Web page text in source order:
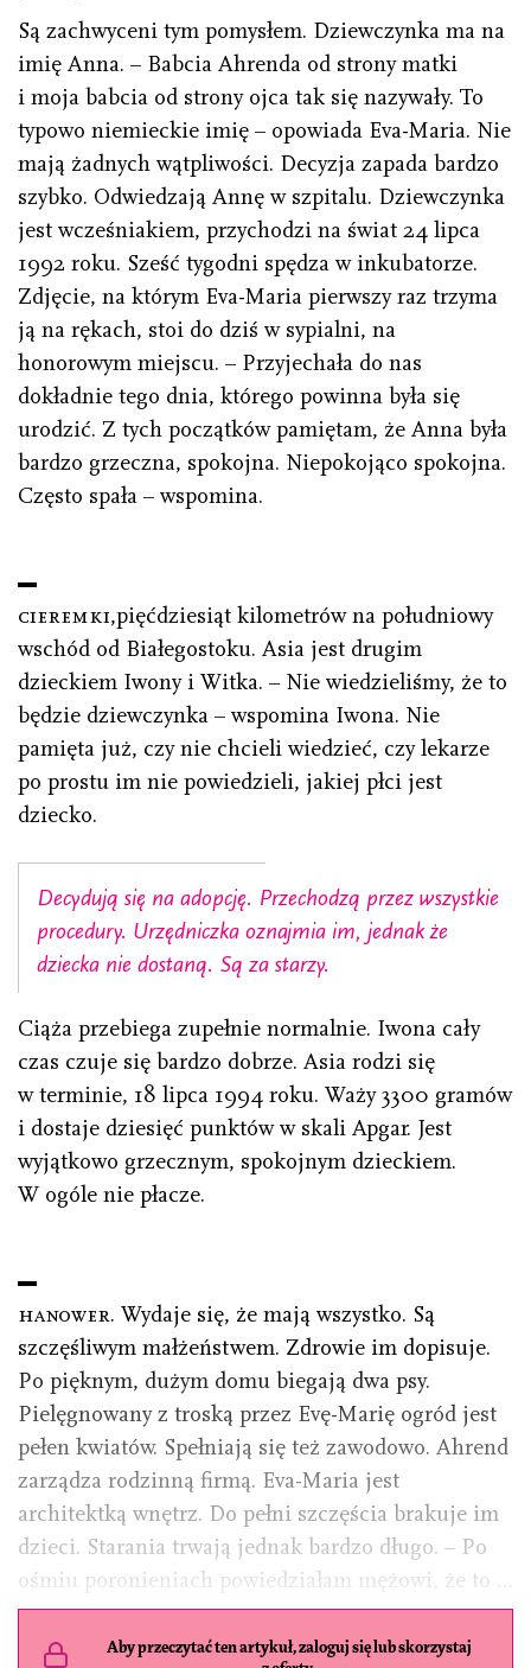
Są zachwyceni tym pomysłem. Dziewczynka ma na
imię Anna. – Babcia Ahrenda od strony matki
i moja babcia od strony ojca tak się nazywały. To
typowo niemieckie imię – opowiada Eva-Maria. Nie
mają żadnych wątpliwości. Decyzja zapada bardzo
szybko. Odwiedzają Annę w szpitalu. Dziewczynka
jest wcześniakiem, przychodzi na świat 24 lipca
1992 roku. Sześć tygodni spędza w inkubatorze.
Zdjęcie, na którym Eva-Maria pierwszy raz trzyma
ją na rękach, stoi do dziś w sypialni, na
honorowym miejscu. – Przyjechała do nas
dokładnie tego dnia, którego powinna była się
urodzić. Z tych początków pamiętam, że Anna była
bardzo grzeczna, spokojna. Niepokojąco spokojna.
Często spała – wspomina.
cieremki,pięćdziesiąt kilometrów na południowy
wschód od Białegostoku. Asia jest drugim
dzieckiem Iwony i Witka. – Nie wiedzieliśmy, że to
będzie dziewczynka – wspomina Iwona. Nie
pamięta już, czy nie chcieli wiedzieć, czy lekarze
po prostu im nie powiedzieli, jakiej płci jest
dziecko.
Decydują się na adopcję. Przechodzą przez wszystkie
procedury. Urzędniczka oznajmia im, jednak że
dziecka nie dostaną. Są za starzy.
Ciąża przebiega zupełnie normalnie. Iwona cały
czas czuje się bardzo dobrze. Asia rodzi się
w terminie, 18 lipca 1994 roku. Waży 3300 gramów
i dostaje dziesięć punktów w skali Apgar. Jest
wyjątkowo grzecznym, spokojnym dzieckiem.
W ogóle nie płacze.
hanower. Wydaje się, że mają wszystko. Są
szczęśliwym małżeństwem. Zdrowie im dopisuje.
Po pięknym, dużym domu biegają dwa psy.
Pielęgnowany z troską przez Evę-Marię ogród jest
pełen kwiatów. Spełniają się też zawodowo. Ahrend
zarządza rodzinną firmą. Eva-Maria jest
architektką wnętrz. Do pełni szczęścia brakuje im
dzieci. Starania trwają jednak bardzo długo. – Po
ośmiu poronieniach powiedziałam mężowi, że to …
Aby przeczytać ten artykuł, zaloguj się lub skorzystaj